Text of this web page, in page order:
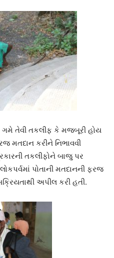
ગમે તેવી તકલીફ કે મજબૂરી હોય
મતદાન કરીને નિભાવવી
તકલીફોને બાજુ પર
પોતાની મતદાનની ફરજ
અપીલ કરી હતી.